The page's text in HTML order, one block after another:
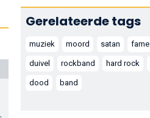
Gerelateerde tags
muziek moord satan fame
duivel rockband hard rock
dood band